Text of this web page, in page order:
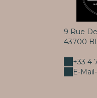
9 Rue
43700
+33 4
E-